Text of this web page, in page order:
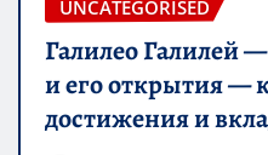
UNCATEGORISED
Галилео Галилей
и его открытия —
достижения и